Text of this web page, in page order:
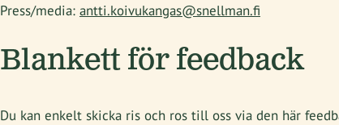
Press/media: antti.koivukangas@snellman.fi
Blankett för feedback
Du kan enkelt skicka ris och ros till oss via den här